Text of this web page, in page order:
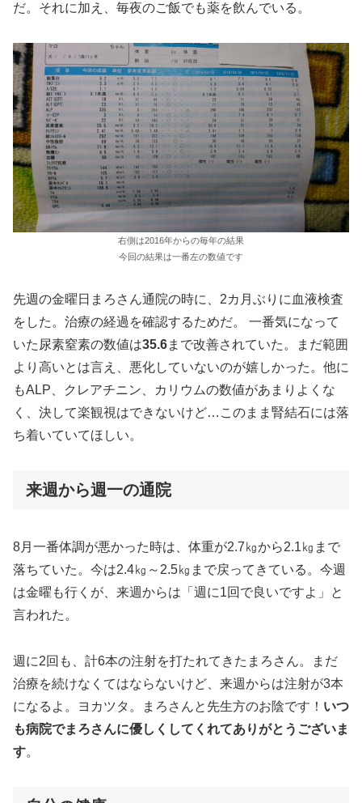
だ。それに加え、毎夜のご飯でも薬を飲んでいる。
右側は2016年からの毎年の結果
今回の結果は一番左の数値です
先週の金曜日まろさん通院の時に、2カ月ぶりに血液検査
をした。治療の経過を確認するためだ。 一番気になって
いた尿素窒素の数値は35.6まで改善されていた。まだ範囲
より高いとは言え、悪化していないのが嬉しかった。他に
もALP、クレアチニン、カリウムの数値があまりよくな
く、決して楽観視はできないけど…このまま腎結石には落
ち着いていてほしい。
来週から週一の通院
8月一番体調が悪かった時は、体重が2.7㎏から2.1㎏まで
落ちていた。今は2.4㎏～2.5㎏まで戻ってきている。今週
は金曜も行くが、来週からは「週に1回で良いですよ」と
言われた。
週に2回も、計6本の注射を打たれてきたまろさん。まだ
治療を続けなくてはならないけど、来週からは注射が3本
になるよ。ヨカツタ。まろさんと先生方のお陰です！ いつ
も病院でまろさんに優しくしてくれてありがとうございま
す。